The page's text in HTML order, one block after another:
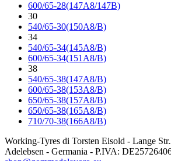
600/65-28(147A8/147B)
30
540/65-30(150A8/B)
34
540/65-34(145A8/B)
600/65-34(151A8/B)
38
540/65-38(147A8/B)
600/65-38(153A8/B)
650/65-38(157A8/B)
650/65-38(165A8/B)
710/70-38(166A8/B)
Working-Tyres di Torsten Eisold - Lange
Adelebsen - Germania - P.IVA: